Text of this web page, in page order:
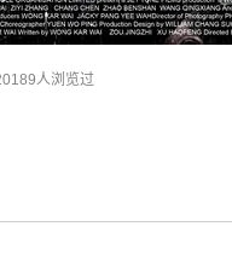
人浏览过